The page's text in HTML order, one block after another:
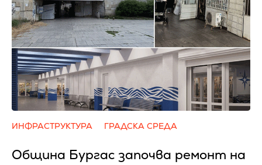
ИНФРАСТРУКТУРА ГРАДСКА СРЕДА
Община Бургас започва ремонт на